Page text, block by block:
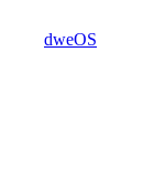
dweOS